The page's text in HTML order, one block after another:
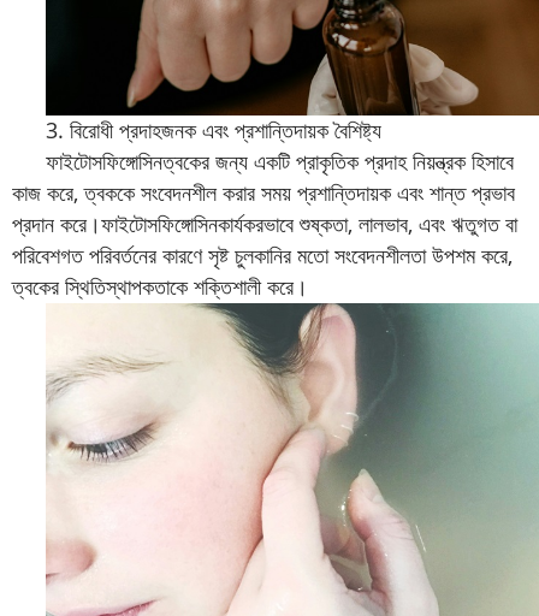
3. বিরোধী প্রদাহজনক এবং প্রশান্তিদায়ক বৈশিষ্ট্য
ফাইটোসফিঙ্গোসিনত্বকের জন্য একটি প্রাকৃতিক প্রদাহ নিয়ন্ত্রক হিসাবে
কাজ করে, ত্বককে সংবেদনশীল করার সময় প্রশান্তিদায়ক এবং শান্ত প্রভাব
প্রদান করে।ফাইটোসফিঙ্গোসিনকার্যকরভাবে শুষ্কতা, লালভাব, এবং ঋতুগত বা
পরিবেশগত পরিবর্তনের কারণে সৃষ্ট চুলকানির মতো সংবেদনশীলতা উপশম করে,
ত্বকের স্থিতিস্থাপকতাকে শক্তিশালী করে।